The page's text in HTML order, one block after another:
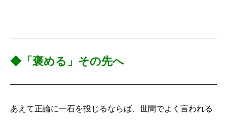
◆「 褒める 」その先へ
あえて正論に一石を投じるならば、世間でよく言われる